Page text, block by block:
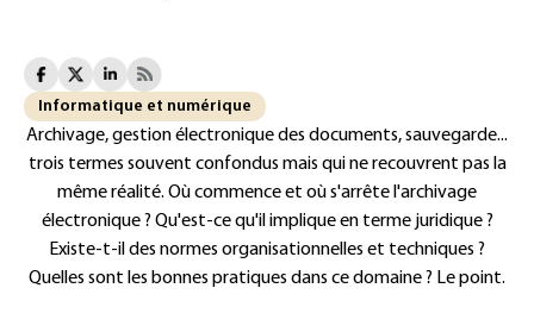
Informatique et numérique
Archivage, gestion électronique des documents, sauvegarde...
trois termes souvent confondus mais qui ne recouvrent pas la
même réalité. Où commence et où s'arrête l'archivage
électronique ? Qu'est-ce qu'il implique en terme juridique ?
Existe-t-il des normes organisationnelles et techniques ?
Quelles sont les bonnes pratiques dans ce domaine ? Le point.